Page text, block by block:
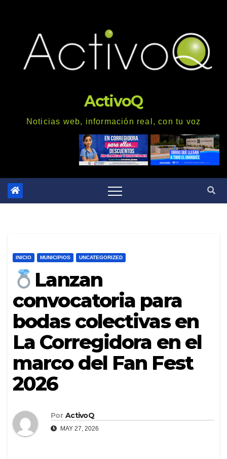
ActivoQ
Noticias web, información real, con tu voz
INICIO MUNICIPIOS UNCATEGORIZED
Lanzan
convocatoria para
bodas colectivas en
La Corregidora en el
marco del Fan Fest
2026
Por ActivoQ
MAY 27, 2026